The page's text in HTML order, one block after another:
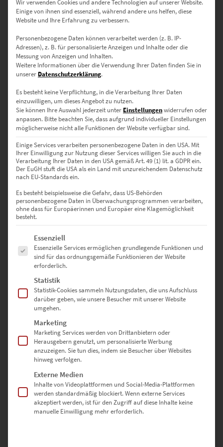
Papier mit gestochen scharfen Details und kräftigen Kontrasten.
Individuelle Größen – Passend für
jeden Raum
30 x 20 cm– Ideal für stilvolle Arbeitsbereiche oder kleine Büros.
45 x 30 cm– Perfekt für moderne Wohnräume oder Praxisräume.
60 x 40 cm– Eine elegante Ergänzung für Kanzleien oder
Agenturen, die urbane Ästhetik schätzen.
75 x 50 cm– Setzt architektonische Akzente in Architekturbüros
oder Planungsbüros.
90 x 60 cm– Ein stilvoller Blickfang für Empfangsbereiche oder
Konferenzräume.
120 x 80 cm– Ideal für moderne Banken oder Notariate, die ein
urbanes Ambiente betonen möchten.
beeindruckende Fotokunst.
150 x 100 cm– Ein Statement-Piece für Galerien oder
repräsentative Geschäftsräume.
Noch größere Formate gewünscht?
Größen auf Anfrage an. Nutze unserKontaktformular, um deine
Wünsche zu besprechen – wir beraten dich gerne!
Deine Vorteile bei Hochwertige-
Wandbilder.de
Perfekt auf dich zugeschnitten
– Wähle aus verschiedenen
Ausführungen und Größen für dein individuelles Wandbild.
Hochwertige Materialien– Langlebige Qualität, brillante Farben
und beeindruckende Details.
Vielseitige Einsatzmöglichkeiten
repräsentativen Geschäftsräumen.
✅Einfache Befestigung– Acrylglasbilder mit vormontierter
Schiene, Leinwandbilder mit stabilen Zackenaufhängern.
Sichere Lieferung– Dein Wandbild kommt professionell
Wir verwenden Cookies und andere Technologien auf unserer Website.
Einige von ihnen sind essenziell, während andere uns helfen, diese
Website und Ihre Erfahrung zu verbessern.
Personenbezogene Daten können verarbeitet werden (z. B. IP-
Adressen), z. B. für personalisierte Anzeigen und Inhalte oder die
Messung von Anzeigen und Inhalten.
Weitere Informationen über die Verwendung Ihrer Daten finden Sie in
unserer Datenschutzerklärung.
Es besteht keine Verpflichtung, in die Verarbeitung Ihrer Daten
einzuwilligen, um dieses Angebot zu nutzen.
Sie können Ihre Auswahl jederzeit unter Einstellungenwiderrufen oder
anpassen. Bitte beachten Sie, dass aufgrund individueller Einstellungen
möglicherweise nicht alle Funktionen der Website verfügbar sind.
Einige Services verarbeiten personenbezogene Daten in den USA. Mit
Ihrer Einwilligung zur Nutzung dieser Services willigen Sie auch in die
Verarbeitung Ihrer Daten in den USA gemäß Art. 49 (1) lit. a GDPR ein.
Der EuGH stuft die USA als ein Land mit unzureichendem Datenschutz
nach EU-Standards ein.
Es besteht beispielsweise die Gefahr, dass US-Behörden
personenbezogene Daten in Überwachungsprogrammen verarbeiten,
ohne dass für Europäerinnen und Europäer eine Klagemöglichkeit
besteht.
Es folgt eine Liste der Service-Gruppen, für die eine Einwilligung
Essenziell
Essenzielle Services ermöglichen grundlegende Funktionen und
sind für das ordnungsgemäße Funktionieren der Website
erforderlich.
Statistik
Statistik-Cookies sammeln Nutzungsdaten, die uns Aufschluss
darüber geben, wie unsere Besucher mit unserer Website
umgehen.
Marketing
Marketing Services werden von Drittanbietern oder
Herausgebern genutzt, um personalisierte Werbung
anzuzeigen. Sie tun dies, indem sie Besucher über Websites
hinweg verfolgen.
Externe Medien
Inhalte von Videoplattformen und Social-Media-Plattformen
werden standardmäßig blockiert. Wenn externe Services
akzeptiert werden, ist für den Zugriff auf diese Inhalte keine
manuelle Einwilligung mehr erforderlich.